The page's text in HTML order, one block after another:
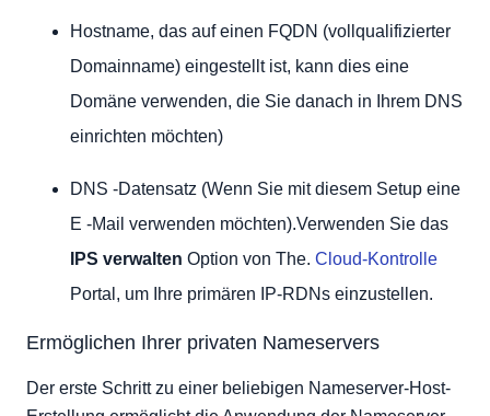
Hostname, das auf einen FQDN (vollqualifizierter
Domainname) eingestellt ist, kann dies eine
Domäne verwenden, die Sie danach in Ihrem DNS
einrichten möchten)
DNS -Datensatz (Wenn Sie mit diesem Setup eine
E -Mail verwenden möchten).Verwenden Sie das
IPS verwalten Option von The. Cloud-Kontrolle
Portal, um Ihre primären IP-RDNs einzustellen.
Ermöglichen Ihrer privaten Nameservers
Der erste Schritt zu einer beliebigen Nameserver-Host-